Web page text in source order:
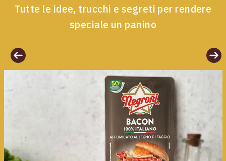
Tutte le idee, trucchi e segreti per rendere
speciale un panino